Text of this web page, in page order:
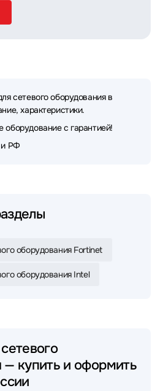
сетевого оборудования в
характеристики.
с гарантией!
и РФ
оборудования Fortinet
оборудования Intel
— купить и оформить